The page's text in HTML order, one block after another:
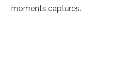
moments capturés.